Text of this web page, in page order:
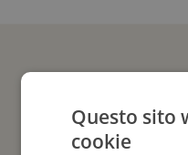
Questo sito
cookie